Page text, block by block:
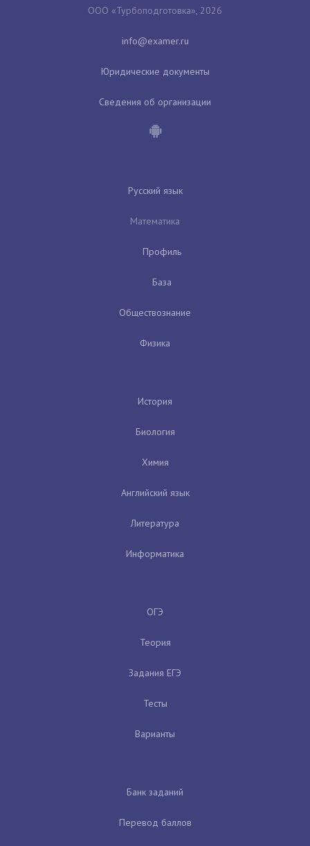
ООО «Турбоподготовка», 2026
Юридические документы
Сведения об организации
Русский язык
Математика
Профиль
База
Обществознание
Физика
История
Биология
Химия
Английский язык
Литература
Информатика
ОГЭ
Теория
Задания ЕГЭ
Тесты
Варианты
Банк заданий
Перевод баллов